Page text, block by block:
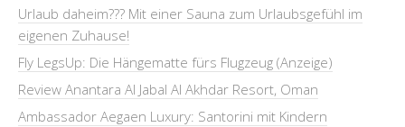
Urlaub daheim??? Mit einer Sauna zum Urlaubsgefühl im
eigenen Zuhause!
Fly LegsUp: Die Hängematte fürs Flugzeug (Anzeige)
Review Anantara Al Jabal Al Akhdar Resort, Oman
Ambassador Aegaen Luxury: Santorini mit Kindern